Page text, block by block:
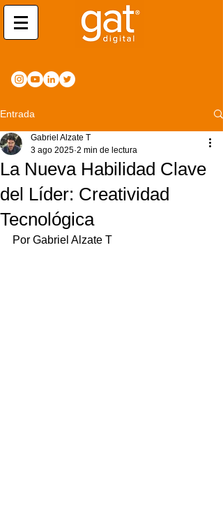
Entrada
La Nueva Habilidad Clave
del Líder: Creatividad
Tecnológica
Gabriel Alzate T
3 ago 2025 2 min de lectura
Por Gabriel Alzate T